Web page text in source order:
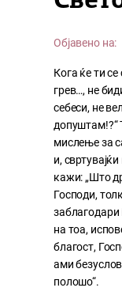
Објавено на:
Кога ќе ти
грев…, не
себеси, не
допуштам!?“
мислење за
и,
кажи: „Што
Господи,
на тоа,
благост,
ами
полошо“.